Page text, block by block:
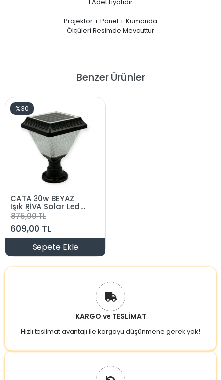
1 Adet Fiyatıdır
Projektör + Panel + Kumanda
Ölçüleri Resimde Mevcuttur
Benzer Ürünler
%30
CATA 30w BEYAZ
Işık RİVA Solar Led
Set Üstü Güneş
Enerjili Şarjlı
Armatür Lamba
6500k 200lm IP65
875,00 TL
609,00 TL
Sepete Ekle
KARGO ve TESLİMAT
Hızlı teslimat avantajı ile kargoyu düşünmene gerek yok!